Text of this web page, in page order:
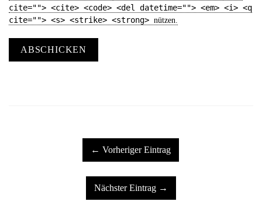
cite=""> <cite> <code> <del datetime=""> <em> <i> <q
cite=""> <s> <strike> <strong> nützen.
ABSCHICKEN
← Vorheriger Eintrag
Nächster Eintrag →